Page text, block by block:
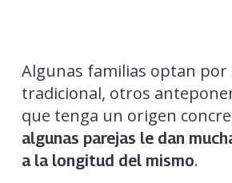
Algunas familias optan por
tradicional, otros
que tenga un origen
algunas parejas le dan
a la longitud del mismo.